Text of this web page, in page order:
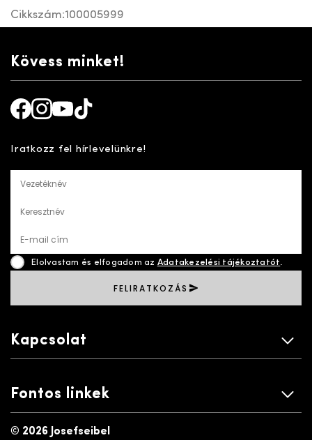
Cikkszám:100005999
Kövess minket!
Iratkozz fel hírlevelünkre!
Vezetéknév
Keresztnév
E-mail cím
Elolvastam és elfogadom az Adatakezelési tájékoztatót.
FELIRATKOZÁS
Kapcsolat
Fontos linkek
© 2026 Josefseibel